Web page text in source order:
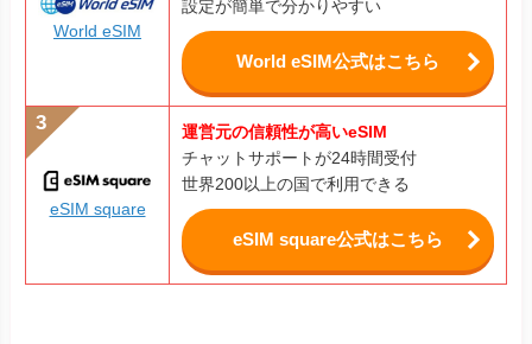
World eSIM
設定が簡単で分かりやすい
World eSIM公式はこちら
eSIM square
運営元の信頼性が高いeSIM
チャットサポートが24時間受付
世界200以上の国で利用できる
eSIM square公式はこちら